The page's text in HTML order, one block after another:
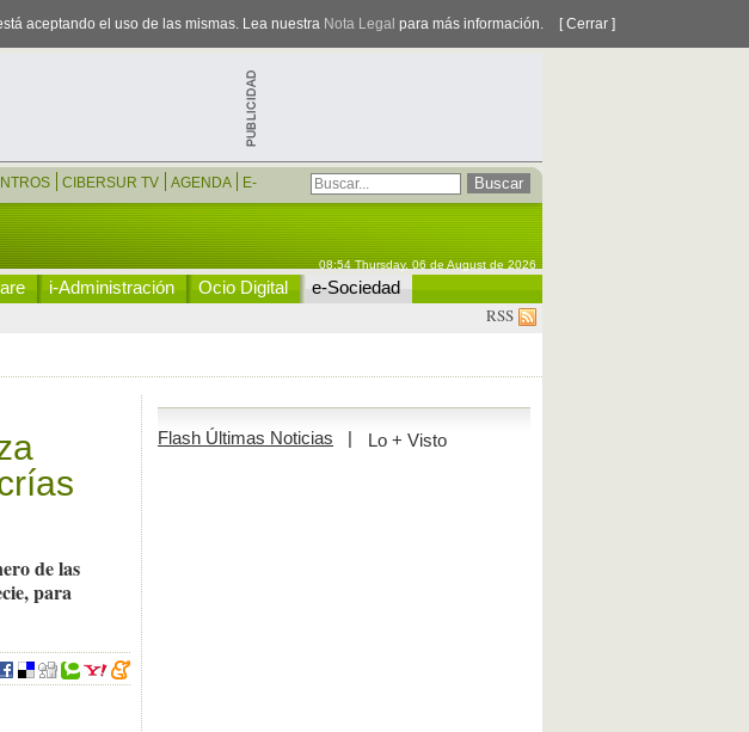
aceptando el uso de las mismas. Lea nuestra Nota Legal para más información. [ Cerrar ]
CIBERSUR TV AGENDA
E-
08:54 Thursday, 06 de August de 2026
i-Administración Ocio Digital e-Sociedad
RSS
de las
para
Flash Últimas Noticias | Lo + Visto